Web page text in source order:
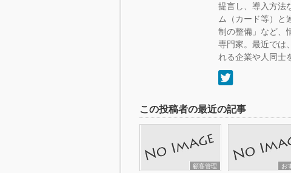
提言し、導入方法
ム（カード等）と
制の整備」など、
専門家。最近では
れる企業や人同士
この投稿者の最近の記事
顧客管理
お